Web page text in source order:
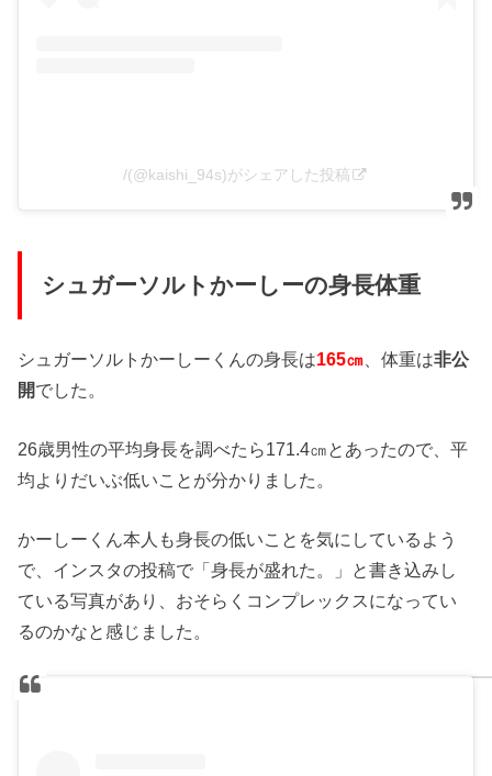
/(@kaishi_94s)がシェアした投稿
シュガーソルトかーしーの身長体重
シュガーソルトかーしーくんの身長は165㎝ 、体重は非公
開でした。
26歳男性の平均身長を調べたら171.4㎝とあったので、平
均よりだいぶ低いことが分かりました。
かーしーくん本人も身長の低いことを気にしているよう
で、インスタの投稿で「身長が盛れた。」と書き込みし
ている写真があり、おそらくコンプレックスになってい
るのかなと感じました。